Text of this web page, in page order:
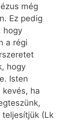
még
Ez pedig
hogy
a régi
hogy
Isten
ha
teljesítjük (Lk